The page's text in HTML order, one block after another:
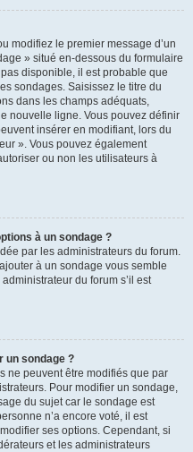
modifiez le premier message d’un
» situé en-dessous du formulaire
disponible, il est probable que
sondages. Saisissez le titre du
dans les champs adéquats,
nouvelle ligne. Vous pouvez définir
insérer en modifiant, lors du
». Vous pouvez également
ou non les utilisateurs à
à un sondage ?
par les administrateurs du forum.
à un sondage vous semble
du forum s’il est
un sondage ?
ne peuvent être modifiés que par
Pour modifier un sondage,
du sujet car le sondage est
n’a encore voté, il est
ses options. Cependant, si
et les administrateurs